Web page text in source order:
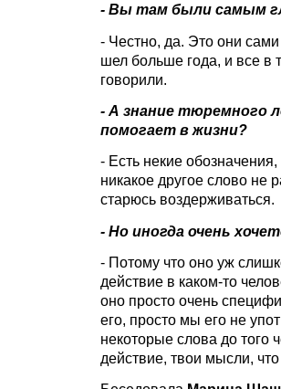
- Вы там были самым
- Честно, да. Это они
шел больше года, и все в
говорили.
- А знание тюремного
помогает в жизни?
- Есть некие
никакое другое слово не
старюсь воздерживаться.
- Но иногда очень
- Потому что оно уж
действие в каком-то
оно просто очень
его, просто мы его не
некоторые слова до того
действие, твои мысли,